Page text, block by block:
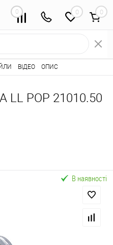
0 0
товарів ⭐ • Дверні замки 🌟
LL POP 21010.50
ВІДЕО ОПИС
В наявності